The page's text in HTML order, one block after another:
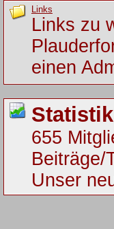
Links
Links zu
einen
655
Beiträge/
Unser